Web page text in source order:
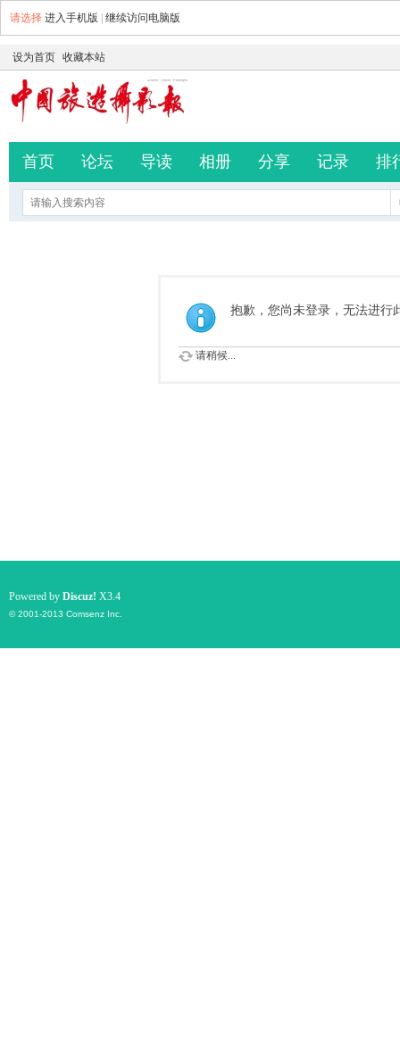
请选择 进入手机版 继续访问电脑版
设为首页 收藏本站
首页 论坛 导读 相册 分享 记录 排
抱歉，您尚未登录，无法进行
请稍候...
Powered by Discuz! X3.4
© 2001-2013 Comsenz Inc.